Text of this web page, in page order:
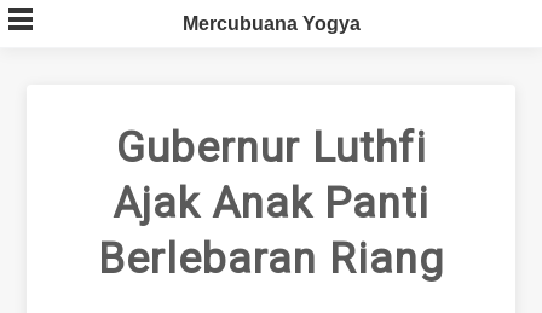
Skip
to
Mercubuana Yogya
Gubernur Luthfi
Ajak Anak Panti
Berlebaran Riang